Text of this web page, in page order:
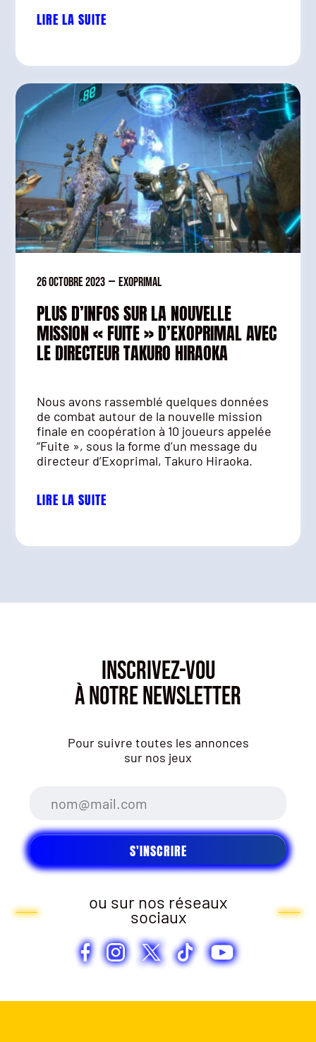
LIRE LA SUITE
26 octobre 2023 — Exoprimal
PLUS D’INFOS SUR LA NOUVELLE
MISSION « FUITE » D’EXOPRIMAL AVEC
LE DIRECTEUR TAKURO HIRAOKA
Nous avons rassemblé quelques données
de combat autour de la nouvelle mission
finale en coopération à 10 joueurs appelée
“Fuite », sous la forme d’un message du
directeur d’Exoprimal, Takuro Hiraoka.
LIRE LA SUITE
INSCRIVEZ-VOU
À NOTRE NEWSLETTER
Pour suivre toutes les annonces
sur nos jeux
ou sur nos réseaux
sociaux